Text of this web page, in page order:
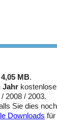
4,05 MB.
Jahr
2008 / 2003.
Sie dies
Downloads für